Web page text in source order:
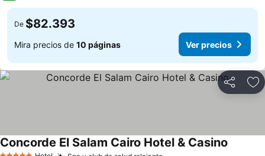
De $82.393
Mira precios de 10 páginas Ver precios
Compartir
Concorde El Salam Cairo Hotel & Casino